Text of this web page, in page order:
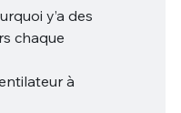
y’a des
chaque
à